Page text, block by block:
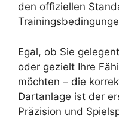
den offiziellen
Egal, ob Sie
oder gezielt Ihre
möchten – die
Dartanlage ist der
Präzision und